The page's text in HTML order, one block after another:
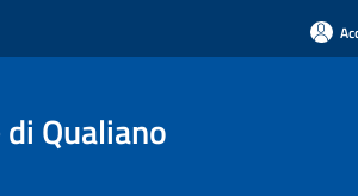
Qualiano